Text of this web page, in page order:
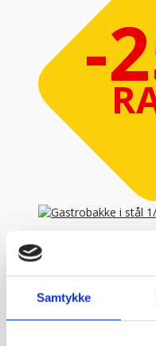
Samtykke
-
Gastrobakke i
FRA134,96